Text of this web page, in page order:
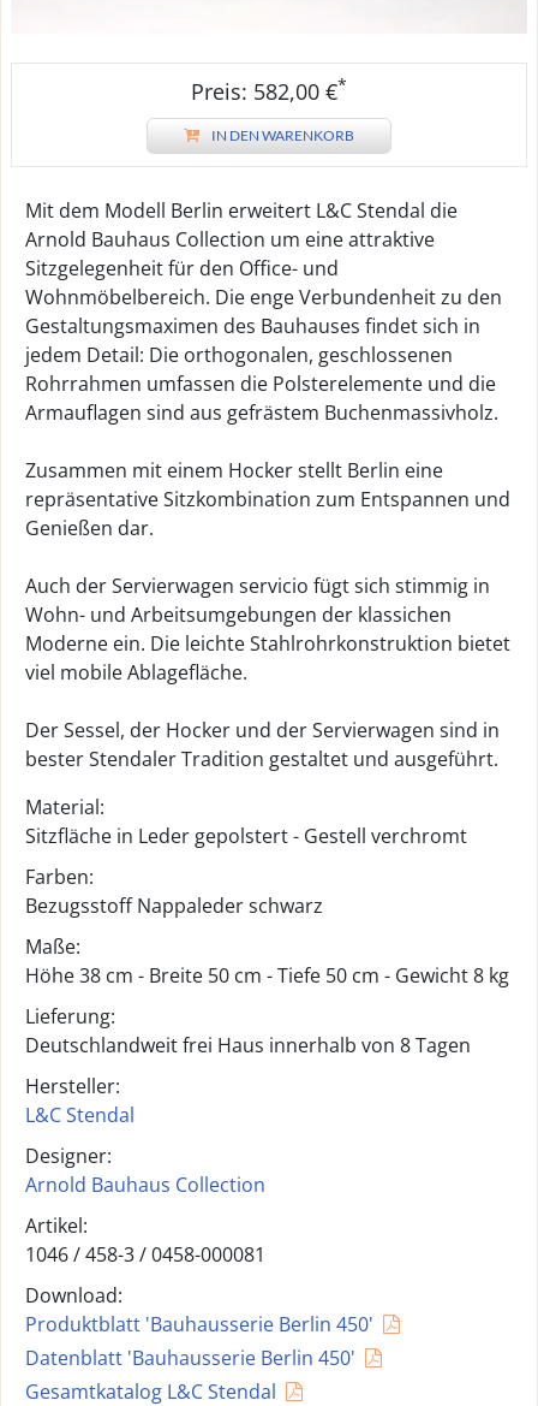
Preis: 582,00 €*
IN DEN WARENKORB
Mit dem Modell Berlin erweitert L&C Stendal die
Arnold Bauhaus Collection um eine attraktive
Sitzgelegenheit für den Office- und
Wohnmöbelbereich. Die enge Verbundenheit zu den
Gestaltungsmaximen des Bauhauses findet sich in
jedem Detail: Die orthogonalen, geschlossenen
Rohrrahmen umfassen die Polsterelemente und die
Armauflagen sind aus gefrästem Buchenmassivholz.
Zusammen mit einem Hocker stellt Berlin eine
repräsentative Sitzkombination zum Entspannen und
Genießen dar.
Auch der Servierwagen servicio fügt sich stimmig in
Wohn- und Arbeitsumgebungen der klassichen
Moderne ein. Die leichte Stahlrohrkonstruktion bietet
viel mobile Ablagefläche.
Der Sessel, der Hocker und der Servierwagen sind in
bester Stendaler Tradition gestaltet und ausgeführt.
Material:
Sitzfläche in Leder gepolstert - Gestell verchromt
Farben:
Bezugsstoff Nappaleder schwarz
Maße:
Höhe 38 cm - Breite 50 cm - Tiefe 50 cm - Gewicht 8 kg
Lieferung:
Deutschlandweit frei Haus innerhalb von 8 Tagen
Hersteller:
L&C Stendal
Designer:
Arnold Bauhaus Collection
Artikel:
1046 /458-3 / 0458-000081
Download:
Produktblatt 'Bauhausserie Berlin 450'
Datenblatt 'Bauhausserie Berlin 450'
Gesamtkatalog L&C Stendal